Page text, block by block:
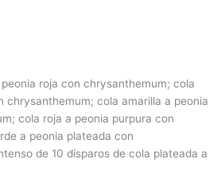
roja con chrysanthemum; cola
chrysanthemum; cola amarilla a peonia
cola roja a peonia purpura con
a peonia plateada con
de 10 disparos de cola plateada a